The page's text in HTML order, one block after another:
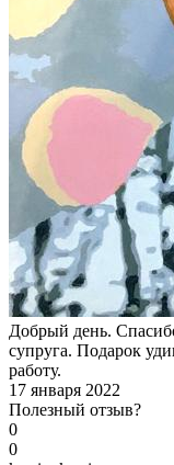
Добрый день.
супруга. Подарок
работу.
17 января 2022
Полезный отзыв?
0
0